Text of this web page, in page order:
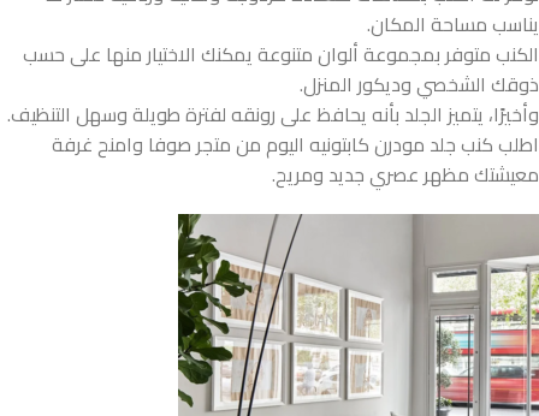
يناسب مساحة المكان.
الكنب متوفر بمجموعة ألوان متنوعة يمكنك الاختيار منها على حسب
ذوقك الشخصي وديكور المنزل.
وأخيرًا، يتميز الجلد بأنه يحافظ على رونقه لفترة طويلة وسهل التنظيف.
اطلب كنب جلد مودرن كابتونيه اليوم من متجر صوفا وامنح غرفة
معيشتك مظهر عصري جديد ومريح.